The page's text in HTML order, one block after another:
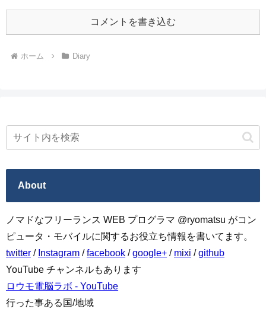
コメントを書き込む
ホーム Diary
About
ノマドなフリーランス WEB プログラマ @ryomatsu がコン
ピュータ・モバイルに関するお役立ち情報を書いてます。
twitter / Instagram /facebook /google+ / mixi /github
YouTube チャンネルもあります
ロウモ電脳ラボ - YouTube
行った事ある国/地域